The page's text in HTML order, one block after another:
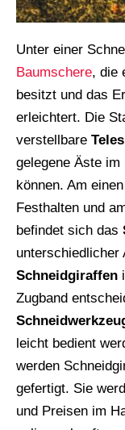
Unter einer
Baumschere, die
besitzt und das
erleichtert. Die
verstellbare
gelegene Äste
können. Am
Festhalten und
befindet sich das
unterschiedlicher
Schneidgiraffen
Zugband
leicht bedient
werden
gefertigt. Sie
und Preisen im